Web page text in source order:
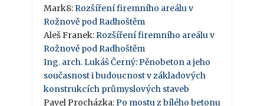
Mark8:Rozšíření firemního areálu v
Rožnově pod Radhoštěm
Aleš Franek:Rozšíření firemního areálu v
Rožnově pod Radhoštěm
Ing. arch. Lukáš Černý:Pěnobeton a jeho
současnost i budoucnost v základových
konstrukcích průmyslových staveb
Pavel Procházka:Po mostu z bílého betonu